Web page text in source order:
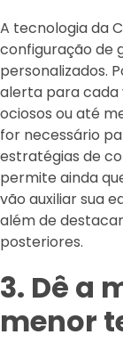
A tecnologia da
configuração de
personalizados.
alerta para cada
ociosos ou até
for necessário
estratégias de
permite ainda
vão auxiliar sua
além de
posteriores.
3. Dê a
menor